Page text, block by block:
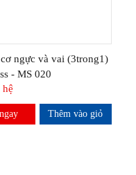
ngực và vai (3trong1)
- MS 020
Thêm vào giỏ